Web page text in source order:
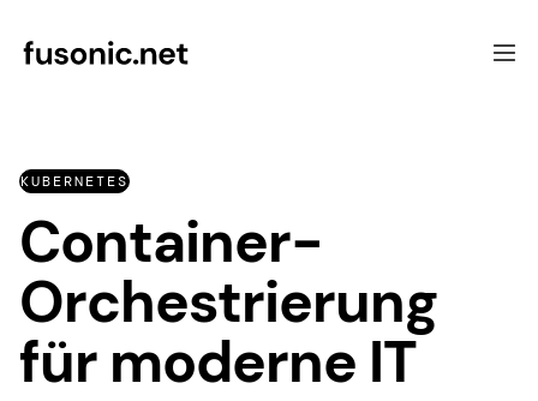
UX & Beratung
Referenzen
Über uns
Kontakt
KUBERNETES
Container-
Orchestrierung
für moderne IT